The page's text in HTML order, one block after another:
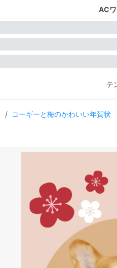
AC
テ
/ コーギーと梅のかわいい年賀状